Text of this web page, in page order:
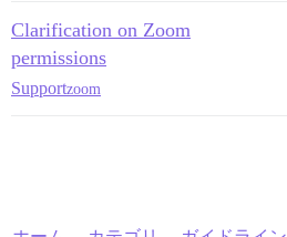
Clarification on Zoom
permissions
Supportzoom